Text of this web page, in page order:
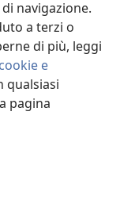
navigazione.
a terzi o
di più, leggi
e
qualsiasi
pagina
Quella sera il
Per
anni dopo,
cresciuto, e
volle togliersi
aveva
e
Quell’uomo